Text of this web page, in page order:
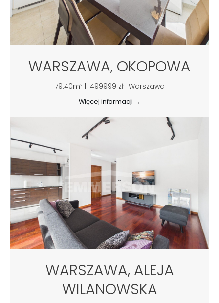
WARSZAWA, OKOPOWA
79.40m² | 1499999 zł | Warszawa
Więcej informacji →
WARSZAWA, ALEJA
WILANOWSKA